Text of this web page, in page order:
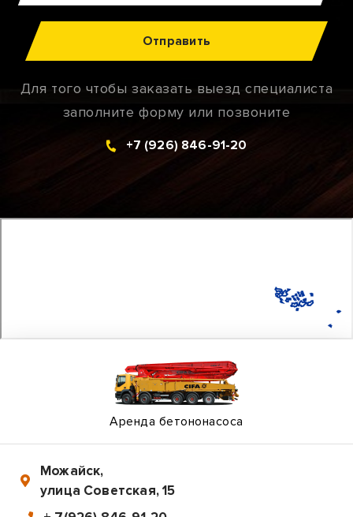
Отправить
Для того чтобы заказать выезд специалиста
заполните форму или позвоните
+7 (926) 846-91-20
Аренда бетононасоса
Можайск,
улица Советская, 15